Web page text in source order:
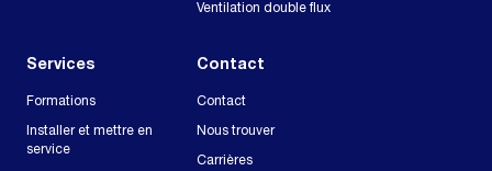
Ventilation double flux
Services
Formations
Installer et mettre en
service
Contact
Contact
Nous trouver
Carrières